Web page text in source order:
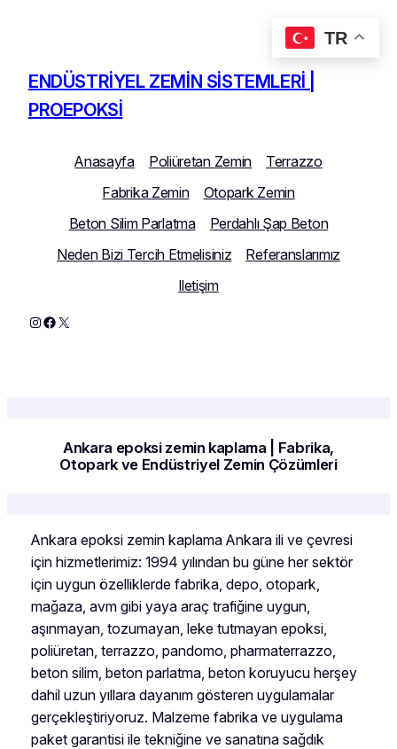
ENDÜSTRIYEL ZEMIN SISTEMLERI |
PROEPOKSI
Anasayfa Poliüretan Zemin
Terrazzo
Fabrika Zemin
Otopark Zemin
Beton Silim Parlatma
Perdahlı Şap Beton
Neden Bizi Tercih Etmelisiniz
Referanslarımız
Iletişim
Instagram
Facebook
X
Ankara epoksi zemin kaplama | Fabrika,
Otopark ve Endüstriyel Zemin Çözümleri
Ankara epoksi zemin kaplama Ankara ili ve çevresi
için hizmetlerimiz: 1994 yılından bu güne her sektör
için uygun özelliklerde fabrika, depo, otopark,
mağaza, avm gibi yaya araç trafiğine uygun,
aşınmayan, tozumayan, leke tutmayan epoksi,
poliüretan, terrazzo, pandomo, pharmaterrazzo,
beton silim, beton parlatma, beton koruyucu herşey
dahil uzun yıllara dayanım gösteren uygulamalar
gerçekleştiriyoruz. Malzeme fabrika ve uygulama
paket garantisi ile tekniğine ve sanatına sağdık
TR